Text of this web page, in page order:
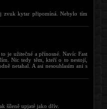
zvuk kytar připomíná. Nebylo tím
je užitečné a přínosné. Navíc Fast
Nic tedy těm, kteří o to nestojí,
netahal. A asi nesouhlasím ani s
šíleně upjaté jako dřív.